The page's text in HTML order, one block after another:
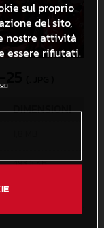
DIMENSIONI
493,5 KB
sul proprio
del sito,
nostre attività
essere rifiutati.